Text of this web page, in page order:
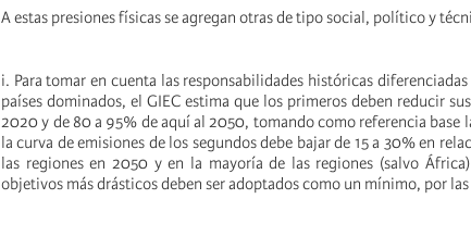
A estas presiones físicas se agregan otras de tipo social, político y
i. Para tomar en cuenta las responsabilidades históricas
países dominados, el GIEC estima que los primeros deben reducir
2020 y de 80 a 95% de aquí al 2050, tomando como referencia base
la curva de emisiones de los segundos debe bajar de 15 a 30% en
las regiones en 2050 y en la mayoría de las regiones (salvo
objetivos más drásticos deben ser adoptados como un mínimo, por